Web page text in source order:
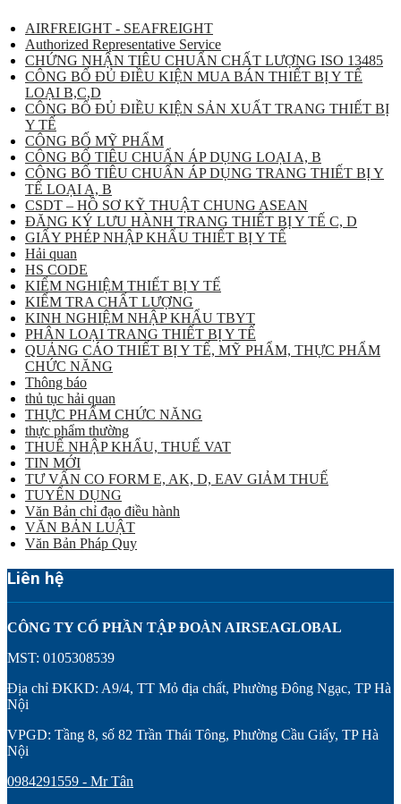
AIRFREIGHT - SEAFREIGHT
Authorized Representative Service
CHỨNG NHẬN TIÊU CHUẨN CHẤT LƯỢNG ISO 13485
CÔNG BỐ ĐỦ ĐIỀU KIỆN MUA BÁN THIẾT BỊ Y TẾ
LOẠI B,C,D
CÔNG BỐ ĐỦ ĐIỀU KIỆN SẢN XUẤT TRANG THIẾT BỊ
Y TẾ
CÔNG BỐ MỸ PHẨM
CÔNG BỐ TIÊU CHUẨN ÁP DỤNG LOẠI A, B
CÔNG BỐ TIÊU CHUẨN ÁP DỤNG TRANG THIẾT BỊ Y
TẾ LOẠI A, B
CSDT – HỒ SƠ KỸ THUẬT CHUNG ASEAN
ĐĂNG KÝ LƯU HÀNH TRANG THIẾT BỊ Y TẾ C, D
GIẤY PHÉP NHẬP KHẨU THIẾT BỊ Y TẾ
Hải quan
HS CODE
KIỂM NGHIỆM THIẾT BỊ Y TẾ
KIỂM TRA CHẤT LƯỢNG
KINH NGHIỆM NHẬP KHẨU TBYT
PHÂN LOẠI TRANG THIẾT BỊ Y TẾ
QUẢNG CÁO THIẾT BỊ Y TẾ, MỸ PHẨM, THỰC PHẨM
CHỨC NĂNG
Thông báo
thủ tục hải quan
THỰC PHẨM CHỨC NĂNG
thực phẩm thường
THUẾ NHẬP KHẨU, THUẾ VAT
TIN MỚI
TƯ VẤN CO FORM E, AK, D, EAV GIẢM THUẾ
TUYỂN DỤNG
Văn Bản chỉ đạo điều hành
VĂN BẢN LUẬT
Văn Bản Pháp Quy
Liên hệ
CÔNG TY CỔ PHẦN TẬP ĐOÀN AIRSEAGLOBAL
MST: 0105308539
Địa chỉ ĐKKD: A9/4, TT Mỏ địa chất, Phường Đông Ngạc, TP Hà
Nội
VPGD: Tầng 8, số 82 Trần Thái Tông, Phường Cầu Giấy, TP Hà
Nội
0984291559 - Mr Tân